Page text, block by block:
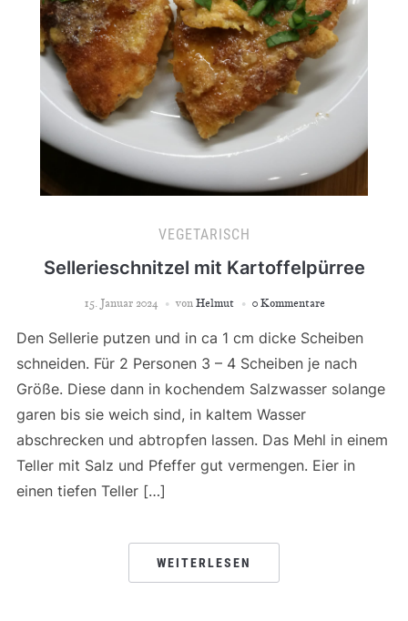
VEGETARISCH
Sellerieschnitzel mit Kartoffelpürree
15. Januar 2024 von Helmut 0 Kommentare
Den Sellerie putzen und in ca 1 cm dicke Scheiben
schneiden. Für 2 Personen 3 – 4 Scheiben je nach
Größe. Diese dann in kochendem Salzwasser solange
garen bis sie weich sind, in kaltem Wasser
abschrecken und abtropfen lassen. Das Mehl in einem
Teller mit Salz und Pfeffer gut vermengen. Eier in
einen tiefen Teller […]
WEITERLESEN